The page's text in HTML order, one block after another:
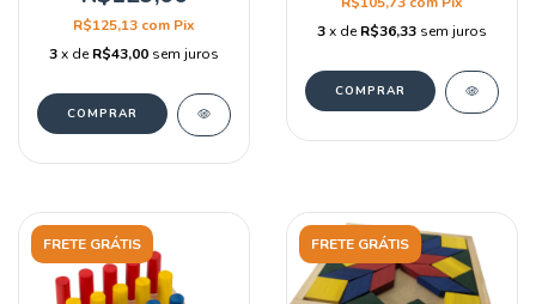
R$125,13 com Pix
3x deR$43,00 sem juros
3x deR$36,33 sem juros
FRETE GRÁTIS FRETE GRÁTIS